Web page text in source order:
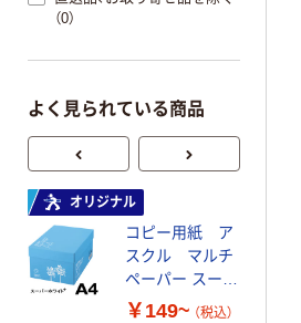
（0）
よく見られている商品
オリジナル
コピー用紙 ア
スクル マルチ
ペーパー スーパ
ーホワイト+
￥149~ （税込）